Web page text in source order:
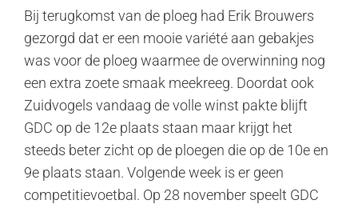
Bij terugkomst van de ploeg had Erik Brouwers
gezorgd dat er een mooie variété aan gebakjes
was voor de ploeg waarmee de overwinning nog
een extra zoete smaak meekreeg. Doordat ook
Zuidvogels vandaag de volle winst pakte blijft
GDC op de 12e plaats staan maar krijgt het
steeds beter zicht op de ploegen die op de 10e en
9e plaats staan. Volgende week is er geen
competitievoetbal. Op 28 november speelt GDC